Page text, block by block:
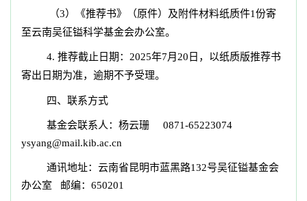
（3）《推荐书》（原件）及附件材料纸质件1份寄
至云南吴征镒科学基金会办公室。
4. 推荐截止日期：2025年7月20日，以纸质版推荐书
寄出日期为准，逾期不予受理。
四、联系方式
基金会联系人：杨云珊 0871-65223074
ysyang@mail.kib.ac.cn
通讯地址：云南省昆明市蓝黑路132号吴征镒基金会
办公室 邮编：650201